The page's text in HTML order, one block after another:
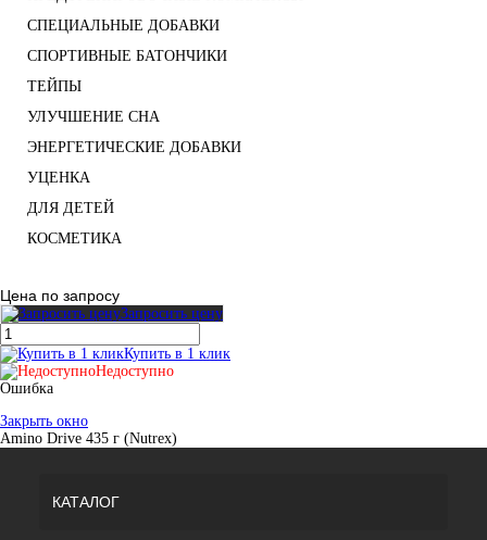
СПЕЦИАЛЬНЫЕ ДОБАВКИ
СПОРТИВНЫЕ БАТОНЧИКИ
ТЕЙПЫ
УЛУЧШЕНИЕ СНА
ЭНЕРГЕТИЧЕСКИЕ ДОБАВКИ
УЦЕНКА
ДЛЯ ДЕТЕЙ
КОСМЕТИКА
Цена по запросу
Запросить цену
Купить в 1 клик
Недоступно
Ошибка
Закрыть окно
Amino Drive 435 г (Nutrex)
КАТАЛОГ